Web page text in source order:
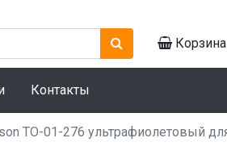
Корзина
Контакты
ТО-01-276 ультрафиолетовый